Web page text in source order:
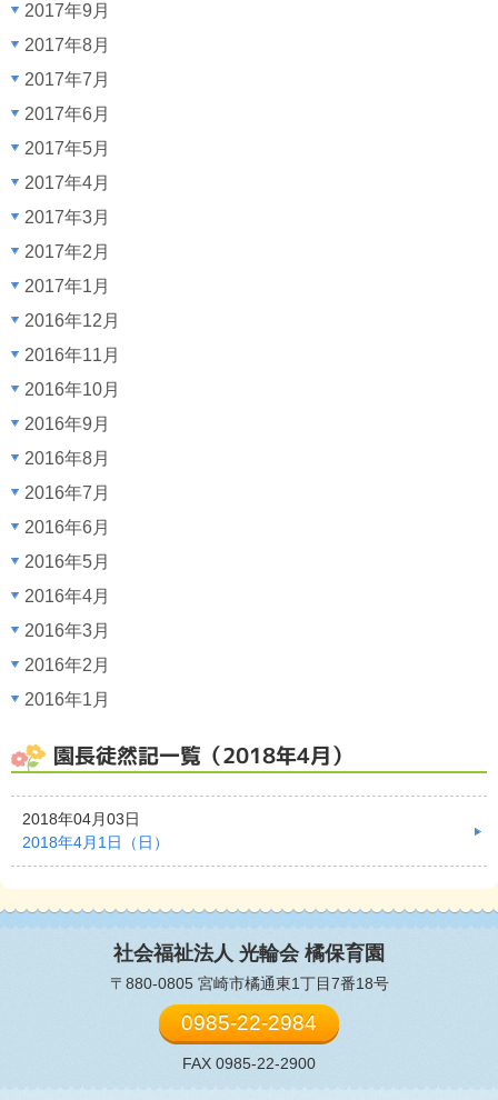
2017年9月
2017年8月
2017年7月
2017年6月
2017年5月
2017年4月
2017年3月
2017年2月
2017年1月
2016年12月
2016年11月
2016年10月
2016年9月
2016年8月
2016年7月
2016年6月
2016年5月
2016年4月
2016年3月
2016年2月
2016年1月
園長徒然記一覧（2018年4月）
2018年04月03日
2018年4月1日（日）
社会福祉法人 光輪会 橘保育園
〒880-0805 宮崎市橘通東1丁目7番18号
0985-22-2984
FAX 0985-22-2900